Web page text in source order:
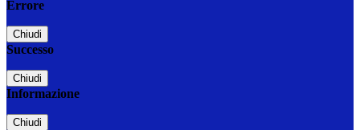
Errore
Chiudi
Successo
Chiudi
Informazione
Chiudi